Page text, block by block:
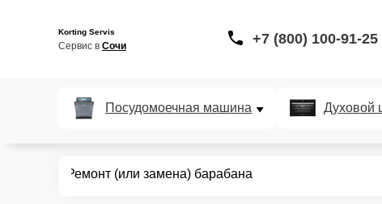
Korting Servis
Сервис в Сочи +7 (800) 100-91-25
Посудомоечная машина Духовой
Ремонт (или замена) барабана